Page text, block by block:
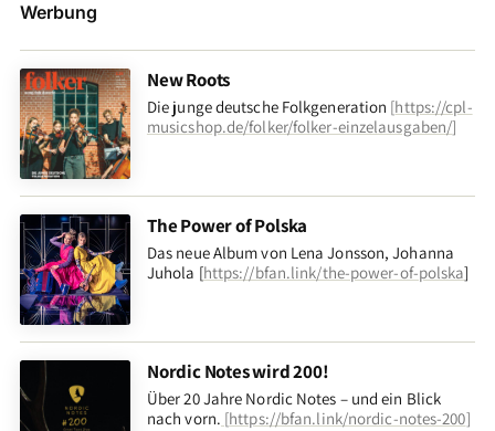
Werbung
New Roots
Die junge deutsche Folkgeneration [https://cpl-
musicshop.de/folker/folker-einzelausgaben/]
The Power of Polska
Das neue Album von Lena Jonsson, Johanna
Juhola [https://bfan.link/the-power-of-polska]
Nordic Notes wird 200!
Über 20 Jahre Nordic Notes – und ein Blick
nach vorn. [https://bfan.link/nordic-notes-200]